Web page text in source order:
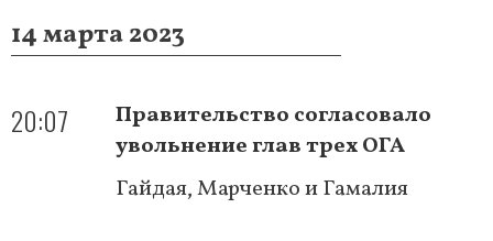
14 марта 2023
20:07
Правительство согласовало
увольнение глав трех ОГА
Гайдая, Марченко и Гамалия